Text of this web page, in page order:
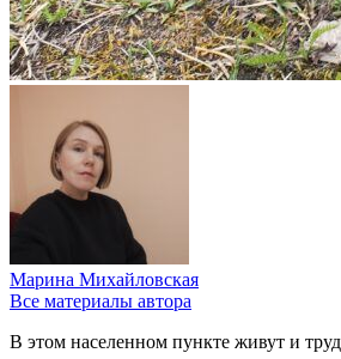
Марина Михайловская
Все материалы автора
В этом населенном пункте живут и